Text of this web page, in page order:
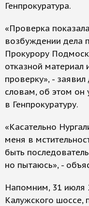
Генпрокуратура.
«Проверка
возбуждении дела
Прокурору
отказной материал
проверку», -
словам, об этом он
в Генпрокуратуру.
«Касательно
меня в
быть
но пытаюсь», -
Напомним, 31 июля
Калужского шоссе,